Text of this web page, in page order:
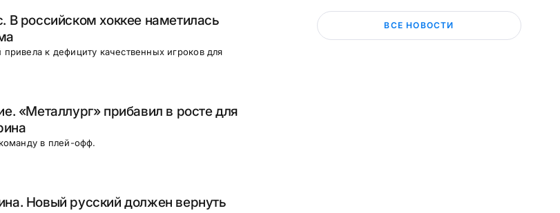
В российском хоккее наметилась
к дефициту качественных игроков для
«Металлург» прибавил в росте для
в плей-офф.
Новый русский должен вернуть
ВСЕ НОВОСТИ